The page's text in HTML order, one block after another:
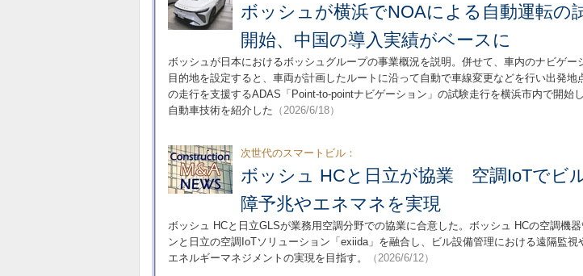
ボッシュが横浜でNOAによる自動運転の
開始、中国の導入実績がベースに
ボッシュが日本におけるボッシュグループの事業概況を説明。併せて、車内のナビゲー
目的地を設定すると、車両が計画したルートに沿って自動で車線変更などを行い出発地
の走行を支援するADAS「Point-to-pointナビゲーション」の試験走行を横浜市内で開始
自動車技術を紹介した （2026/6/18）
次世代のスマートビル：
ボッシュ HCと日立が協業 空調IoTでビ
障予兆やエネマネを実現
ボッシュ HCと日立GLSが業務用空調分野での協業に合意した。ボッシュ HCの空調機
ンと日立の空調IoTソリューション「exiida」を融合し、ビル設備管理における遠隔監視
エネルギーマネジメントの実現を目指す。
（2026/6/12）